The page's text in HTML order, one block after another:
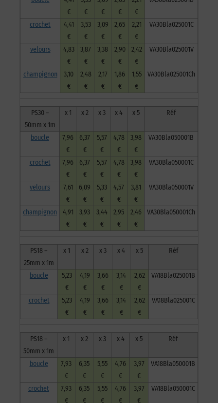
€
€
€
€
€
crochet
4,41
€
3,53
€
3,09
€
2,65
€
2,21
€
VA30Bla025001C
velours
4,83
€
3,87
€
3,38
€
2,90
€
2,42
€
VA30Bla025001V
champignon
3,10
€
2,48
€
2,17
€
1,86
€
1,55
€
VA30Bla025001Ch
PS30 –
50mm x 1m
x 1 x 2 x 3 x 4 x 5 Réf
boucle
7,96
€
6,37
€
5,57
€
4,78
€
3,98
€
VA30Bla050001B
crochet
7,96
€
6,37
€
5,57
€
4,78
€
3,98
€
VA30Bla050001C
velours
7,61
€
6,09
€
5,33
€
4,57
€
3,81
€
VA30Bla050001V
champignon
4,91
€
3,93
€
3,44
€
2,95
€
2,46
€
VA30Bla050001Ch
PS18 –
25mm x 1m
x 1 x 2 x 3 x 4 x 5 Réf
boucle
5,23
€
4,19
€
3,66
€
3,14
€
2,62
€
VA18Bla025001B
crochet
5,23
€
4,19
€
3,66
€
3,14
€
2,62
€
VA18Bla025001C
PS18 –
50mm x 1m
x 1 x 2 x 3 x 4 x 5 Réf
boucle
7,93
€
6,35
€
5,55
€
4,76
€
3,97
€
VA18Bla050001B
crochet
7,93
€
6,35
€
5,55
€
4,76
€
3,97
€
VA18Bla050001C